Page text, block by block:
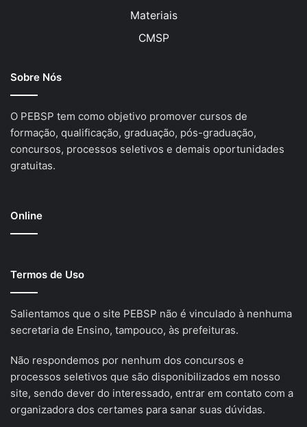
Materiais
CMSP
Sobre Nós
O PEBSP tem como objetivo promover cursos de
formação, qualificação, graduação, pós-graduação,
concursos, processos seletivos e demais oportunidades
gratuitas.
Online
Termos de Uso
Salientamos que o site PEBSP não é vinculado à nenhuma
secretaria de Ensino, tampouco, às prefeituras.
Não respondemos por nenhum dos concursos e
processos seletivos que são disponibilizados em nosso
site, sendo dever do interessado, entrar em contato com a
organizadora dos certames para sanar suas dúvidas.